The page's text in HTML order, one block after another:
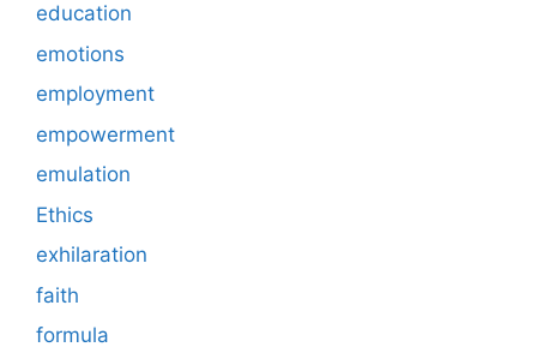
education
emotions
employment
empowerment
emulation
Ethics
exhilaration
faith
formula